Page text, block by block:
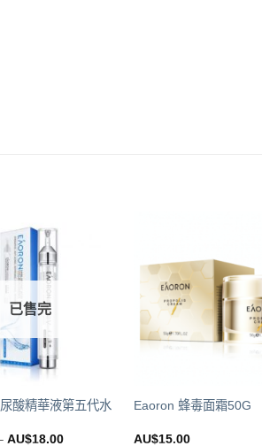
已售完
酸精華液第五代水
AU$18.00
Eaoron 蜂毒面霜50G
AU$15.00